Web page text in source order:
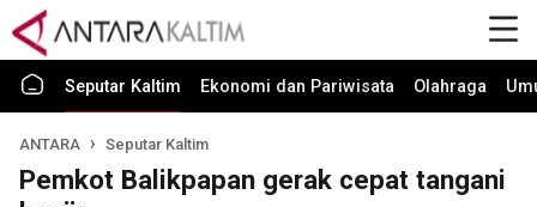
Seputar Kaltim Ekonomi dan Pariwisata Olahraga
ANTARA Seputar Kaltim
Pemkot Balikpapan gerak cepat tangani